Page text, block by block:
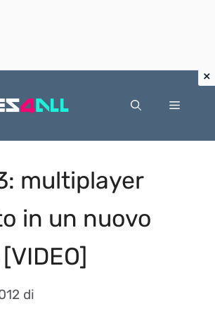
Menu
multiplayer
in un nuovo
di